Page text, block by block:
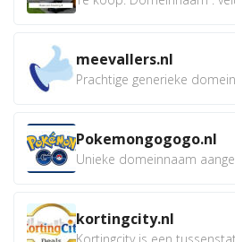
meevallers.nl
Pokemongogogo.nl
kortingcity.nl